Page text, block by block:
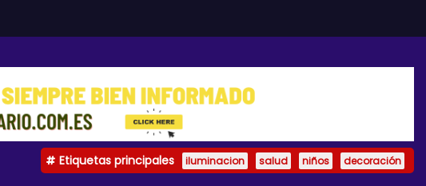
Etiquetas principales iluminacion salud niños decoración